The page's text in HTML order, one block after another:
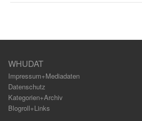
WHUDAT
Impressum+Mediadaten
Datenschutz
Kategorien+Archiv
Blogroll+Links